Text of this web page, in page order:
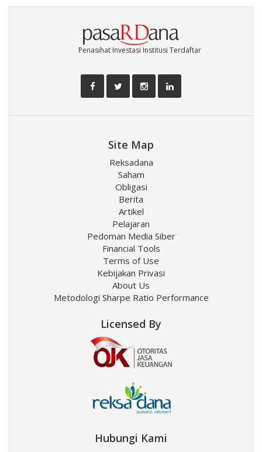
Penasihat Investasi Institusi Terdaftar
Site Map
Reksadana
Saham
Obligasi
Berita
Artikel
Pelajaran
Pedoman Media Siber
Financial Tools
Terms of Use
Kebijakan Privasi
About Us
Metodologi Sharpe Ratio Performance
Licensed By
Hubungi Kami